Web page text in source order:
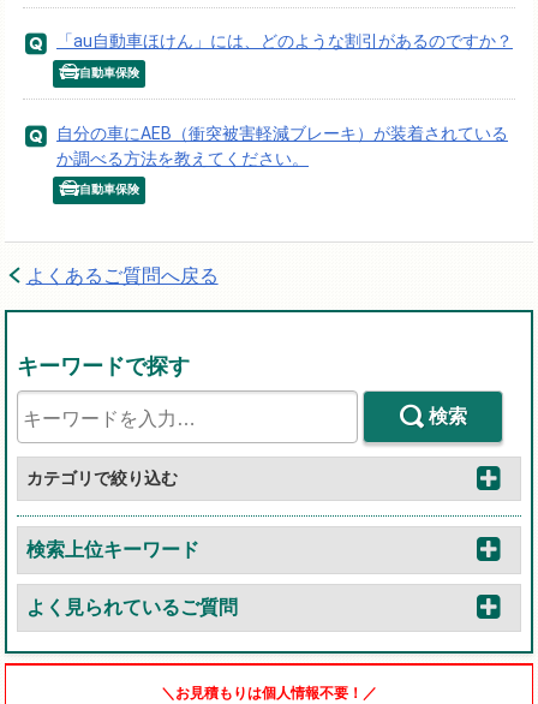
「au自動車ほけん」には、どのような割引があるのですか？
自動車保険
自分の車にAEB（衝突被害軽減ブレーキ）が装着されている
か調べる方法を教えてください。
自動車保険
よくあるご質問へ戻る
キーワードで探す
検索
カテゴリで絞り込む
検索上位キーワード
よく見られているご質問
＼お見積もりは個人情報不要！／